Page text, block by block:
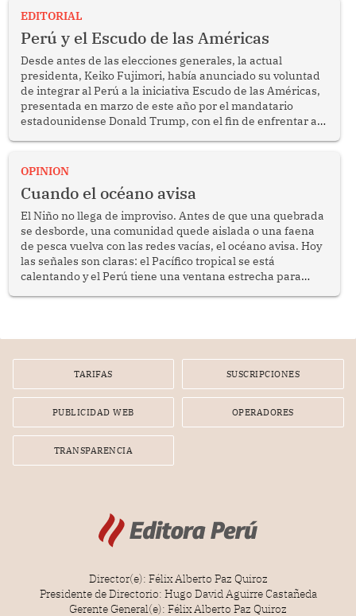
EDITORIAL
Perú y el Escudo de las Américas
Desde antes de las elecciones generales, la actual
presidenta, Keiko Fujimori, había anunciado su voluntad
de integrar al Perú a la iniciativa Escudo de las Américas,
presentada en marzo de este año por el mandatario
estadounidense Donald Trump, con el fin de enfrentar al
OPINION
Cuando el océano avisa
El Niño no llega de improviso. Antes de que una quebrada
se desborde, una comunidad quede aislada o una faena
de pesca vuelva con las redes vacías, el océano avisa. Hoy
las señales son claras: el Pacífico tropical se está
calentando y el Perú tiene una ventana estrecha para
TARIFAS SUSCRIPCIONES
PUBLICIDAD WEB OPERADORES
TRANSPARENCIA
Director(e): Félix Alberto Paz Quiroz
Presidente de Directorio: Hugo David Aguirre Castañeda
Gerente General(e): Félix Alberto Paz Quiroz